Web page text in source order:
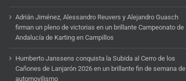
Adrián Jiménez, Alessandro Reuvers y Alejandro Guasch
firman un pleno de victorias en un brillante Campeonato de
Andalucía de Karting en Campillos
Humberto Janssens conquista la Subida al Cerro de los
Cañones de Lanjarón 2026 en un brillante fin de semana de
automovilismo